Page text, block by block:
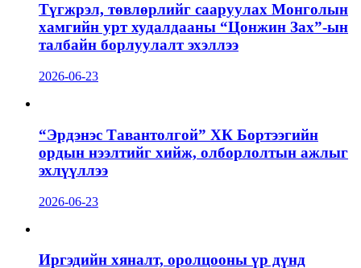
Түгжрэл, төвлөрлийг сааруулах Монголын
хамгийн урт худалдааны “Цонжин Зах”-ын
талбайн борлуулалт эхэллээ
2026-06-23
“Эрдэнэс Тавантолгой” ХК Бортээгийн
ордын нээлтийг хийж, олборлолтын ажлыг
эхлүүллээ
2026-06-23
Иргэдийн хяналт, оролцооны үр дүнд